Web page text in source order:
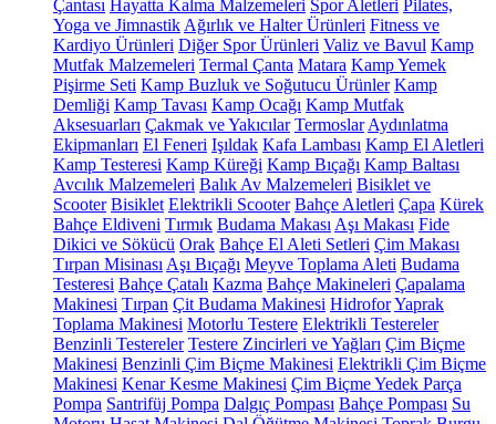
Çantası Hayatta Kalma Malzemeleri Spor Aletleri Pilates,
Yoga ve Jimnastik Ağırlık ve Halter Ürünleri Fitness ve
Kardiyo Ürünleri Diğer Spor Ürünleri Valiz ve Bavul Kamp
Mutfak Malzemeleri Termal Çanta Matara Kamp Yemek
Pişirme Seti Kamp Buzluk ve Soğutucu Ürünler Kamp
Demliği Kamp Tavası Kamp Ocağı Kamp Mutfak
Aksesuarları Çakmak ve Yakıcılar Termoslar Aydınlatma
Ekipmanları El Feneri Işıldak Kafa Lambası Kamp El Aletleri
Kamp Testeresi Kamp Küreği Kamp Bıçağı Kamp Baltası
Avcılık Malzemeleri Balık Av Malzemeleri Bisiklet ve
Scooter Bisiklet Elektrikli Scooter Bahçe Aletleri Çapa Kürek
Bahçe Eldiveni Tırmık Budama Makası Aşı Makası Fide
Dikici ve Sökücü Orak Bahçe El Aleti Setleri Çim Makası
Tırpan Misinası Aşı Bıçağı Meyve Toplama Aleti Budama
Testeresi Bahçe Çatalı Kazma Bahçe Makineleri Çapalama
Makinesi Tırpan Çit Budama Makinesi HidroforYaprak
Toplama Makinesi Motorlu Testere Elektrikli Testereler
Benzinli Testereler Testere Zincirleri ve Yağları Çim Biçme
Makinesi Benzinli Çim Biçme Makinesi Elektrikli Çim Biçme
Makinesi Kenar Kesme Makinesi Çim Biçme Yedek Parça
Pompa Santrifüj Pompa Dalgıç Pompası Bahçe Pompası Su